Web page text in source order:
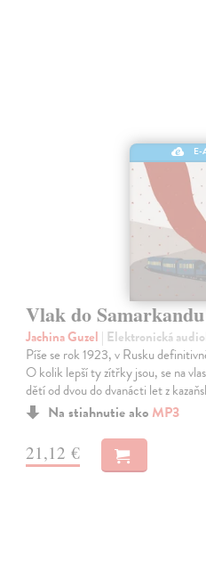
E-
Vlak do
Jachina Guzel | Elektronická
Píše se rok 1923, v Rusku
O kolik lepší ty zítřky jsou, se na
dětí od dvou do dvanácti let z
Na stiahnutie ako MP3
21,12 €